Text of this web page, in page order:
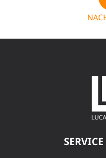
SERVICE